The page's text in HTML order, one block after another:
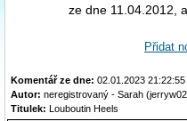
ze dne 11.04.2012,
Přidat
Komentář ze dne: 02.01.2023
Autor: neregistrovaný - Sarah
Titulek: Louboutin Heels